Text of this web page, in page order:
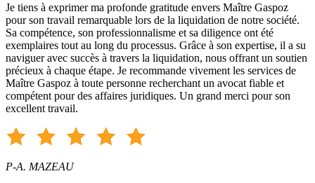
Je tiens à exprimer ma profonde gratitude envers Maître Gaspoz
pour son travail remarquable lors de la liquidation de notre société.
Sa compétence, son professionnalisme et sa diligence ont été
exemplaires tout au long du processus. Grâce à son expertise, il a su
naviguer avec succès à travers la liquidation, nous offrant un soutien
précieux à chaque étape. Je recommande vivement les services de
Maître Gaspoz à toute personne recherchant un avocat fiable et
compétent pour des affaires juridiques. Un grand merci pour son
excellent travail.
P-A. MAZEAU